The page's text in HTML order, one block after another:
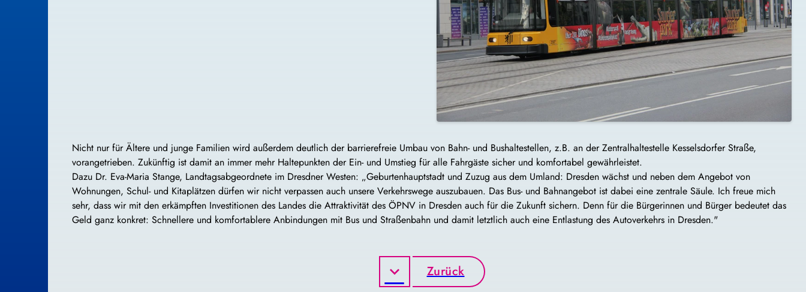
Nicht nur für Ältere und junge Familien wird außerdem deutlich der barrierefreie Umbau von Bahn- und Bushaltestellen, z.B. an der Zentralhaltestelle Kesselsdorfer Straße,
vorangetrieben. Zukünftig ist damit an immer mehr Haltepunkten der Ein- und Umstieg für alle Fahrgäste sicher und komfortabel gewährleistet.
Dazu Dr. Eva-Maria Stange, Landtagsabgeordnete im Dresdner Westen: „Geburtenhauptstadt und Zuzug aus dem Umland: Dresden wächst und neben dem Angebot von
Wohnungen, Schul- und Kitaplätzen dürfen wir nicht verpassen auch unsere Verkehrswege auszubauen. Das Bus- und Bahnangebot ist dabei eine zentrale Säule. Ich freue mich
sehr, dass wir mit den erkämpften Investitionen des Landes die Attraktivität des ÖPNV in Dresden auch für die Zukunft sichern. Denn für die Bürgerinnen und Bürger bedeutet das
Geld ganz konkret: Schnellere und komfortablere Anbindungen mit Bus und Straßenbahn und damit letztlich auch eine Entlastung des Autoverkehrs in Dresden."
Zurück